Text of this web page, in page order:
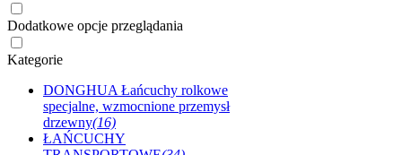
Dodatkowe opcje przeglądania
Kategorie
DONGHUA Łańcuchy rolkowe
specjalne, wzmocnione przemysł
drzewny(16)
ŁAŃCUCHY